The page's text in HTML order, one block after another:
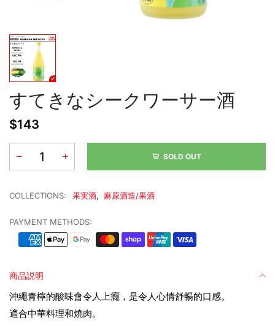
すてきなシークワーサー酒
$143
SOLD OUT
COLLECTIONS: 果実酒, 麻原酒造/果酒
PAYMENT METHODS:
商品説明
沖繩青檸的酸味會令人上癮，是令人心情舒暢的口感。
適合中華料理和燒肉。